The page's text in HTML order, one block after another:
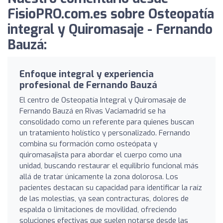
FisioPRO.com.es sobre Osteopatía
integral y Quiromasaje - Fernando
Bauzá:
Enfoque integral y experiencia
profesional de Fernando Bauzá
El centro de Osteopatía Integral y Quiromasaje de
Fernando Bauzá en Rivas Vaciamadrid se ha
consolidado como un referente para quienes buscan
un tratamiento holístico y personalizado. Fernando
combina su formación como osteópata y
quiromasajista para abordar el cuerpo como una
unidad, buscando restaurar el equilibrio funcional más
allá de tratar únicamente la zona dolorosa. Los
pacientes destacan su capacidad para identificar la raíz
de las molestias, ya sean contracturas, dolores de
espalda o limitaciones de movilidad, ofreciendo
soluciones efectivas que suelen notarse desde las